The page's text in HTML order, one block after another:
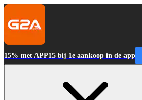
15% met APP15 bij 1e aankoop in de app